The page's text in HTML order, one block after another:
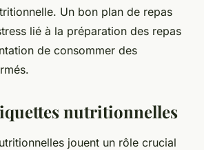
Un bon plan de repas
lié à la préparation des repas
de consommer des
nutritionnelles
jouent un rôle crucial